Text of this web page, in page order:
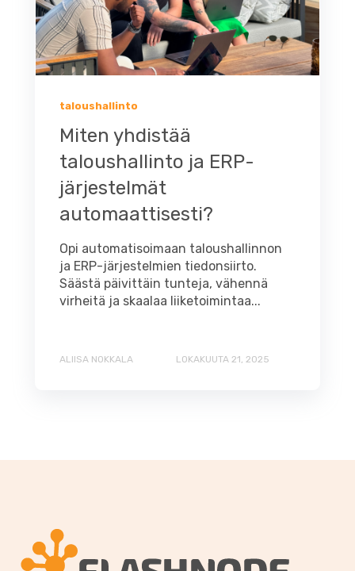
taloushallinto
Miten yhdistää
taloushallinto ja ERP-
järjestelmät
automaattisesti?
Opi automatisoimaan taloushallinnon
ja ERP-järjestelmien tiedonsiirto.
Säästä päivittäin tunteja, vähennä
virheitä ja skaalaa liiketoimintaa...
ALIISA NOKKALA LOKAKUUTA 21, 2025